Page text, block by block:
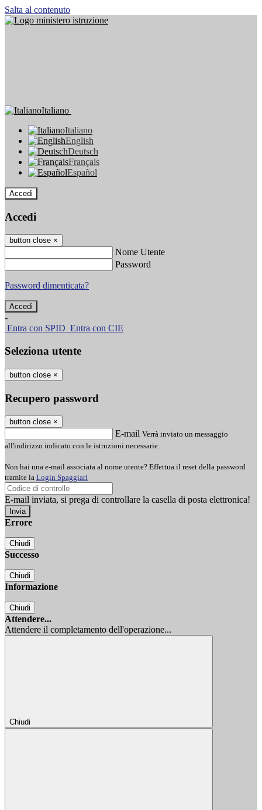
Salta al contenuto
Italiano
Italiano
English
Deutsch
Français
Español
Accedi
Accedi
button close ×
Nome Utente
Password
Password dimenticata?
-
Entra con SPID Entra con CIE
Seleziona utente
button close ×
Recupero password
button close ×
E-mail Verrà inviato un messaggio
all'indirizzo indicato con le istruzioni necessarie.
Non hai una e-mail associata al nome utente? Effettua il reset della password
tramite la Login Spaggiari
E-mail inviata, si prega di controllare la casella di posta elettronica!
Errore
Chiudi
Successo
Chiudi
Informazione
Chiudi
Attendere...
Attendere il completamento dell'operazione...
Chiudi